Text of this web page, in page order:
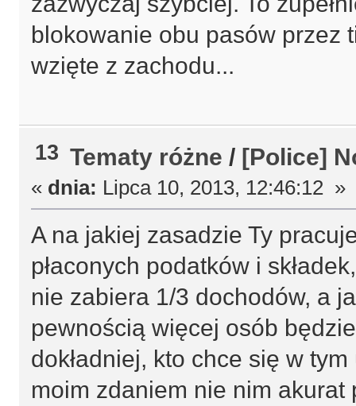
blokowanie obu pasów przez
wzięte z zachodu...
13 Tematy różne / [Police]
« dnia: Lipca 10, 2013, 12:46:12 »
A na jakiej zasadzie Ty
płaconych podatków i
nie zabiera 1/3 dochodów, a
pewnością więcej osób
dokładniej, kto chce się w
moim zdaniem nie nim